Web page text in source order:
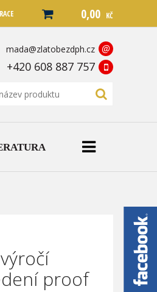
0,00 KČ
mada@zlatobezdph.cz @
+420 608 887 757
proof